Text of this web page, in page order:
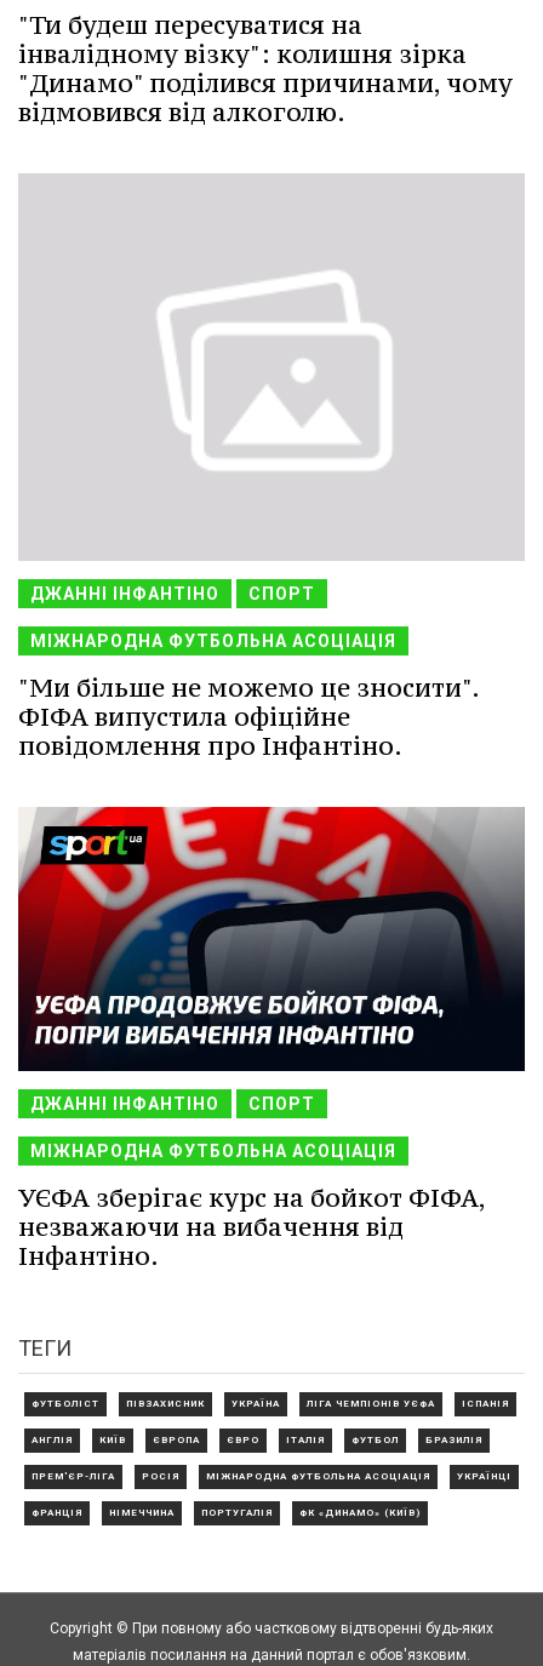
"Ти будеш пересуватися на
інвалідному візку": колишня зірка
"Динамо" поділився причинами, чому
відмовився від алкоголю.
ДЖАННІ ІНФАНТІНО СПОРТ
МІЖНАРОДНА ФУТБОЛЬНА АСОЦІАЦІЯ
"Ми більше не можемо це зносити".
ФІФА випустила офіційне
повідомлення про Інфантіно.
ДЖАННІ ІНФАНТІНО СПОРТ
МІЖНАРОДНА ФУТБОЛЬНА АСОЦІАЦІЯ
УЄФА зберігає курс на бойкот ФІФА,
незважаючи на вибачення від
Інфантіно.
ТЕГИ
ФУТБОЛІСТ ПІВЗАХИСНИК УКРАЇНА ЛІГА ЧЕМПІОНІВ УЄФА ІСПАНІЯ
АНГЛІЯ КИЇВ ЄВРОПА ЄВРО ІТАЛІЯ ФУТБОЛ БРАЗИЛІЯ
ПРЕМ'ЄР-ЛІГА РОСІЯ МІЖНАРОДНА ФУТБОЛЬНА АСОЦІАЦІЯ УКРАЇНЦІ
ФРАНЦІЯ НІМЕЧЧИНА ПОРТУГАЛІЯ ФК «ДИНАМО» (КИЇВ)
Copyright © При повному або частковому відтворенні будь-яких
матеріалів посилання на данний портал є обов'язковим.